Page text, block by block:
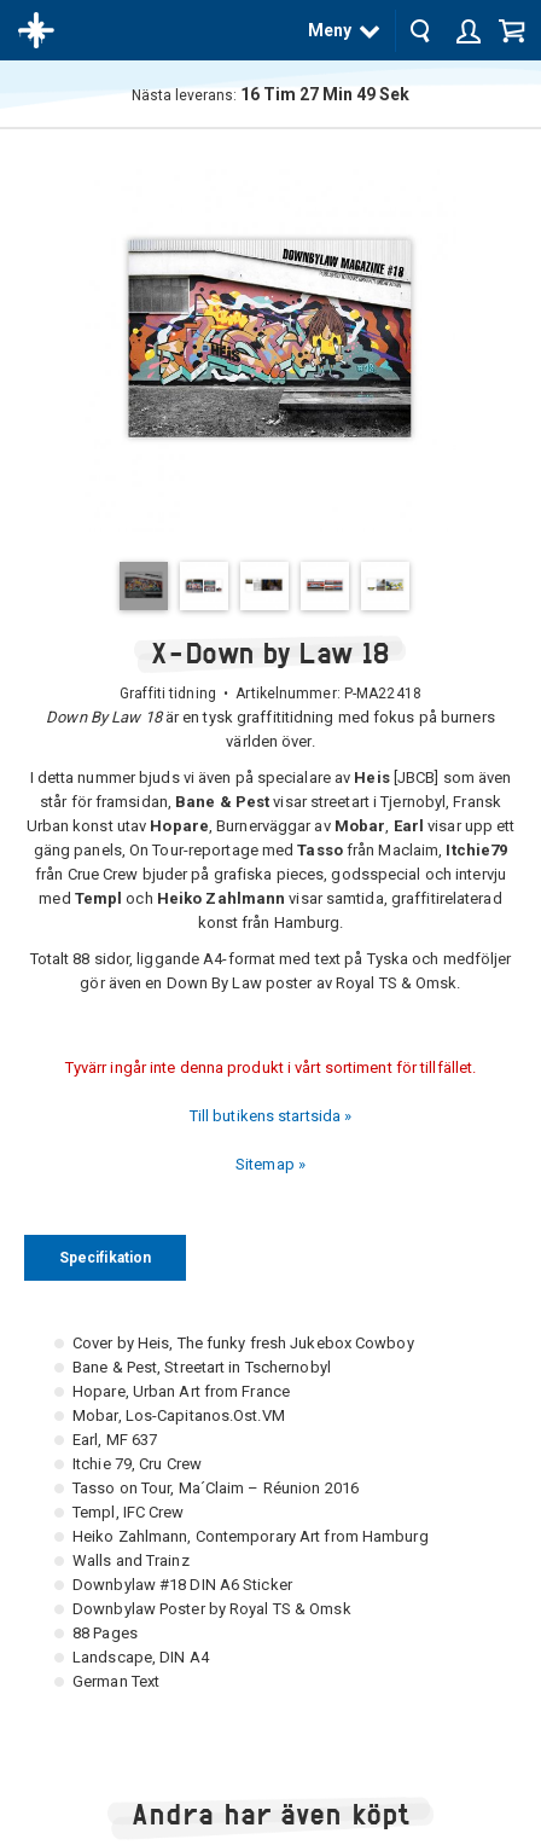
Meny
Nästa leverans: 16 Tim 27 Min 49Sek
X-Down by Law 18
Graffiti tidning • Artikelnummer: P-MA22418
Down By Law 18är en tysk graffititidning med fokus på burners
världen över.
I detta nummer bjuds vi även på specialare av Heis[JBCB] som även
står för framsidan, Bane & Pest visar streetart i Tjernobyl, Fransk
Urban konst utav Hopare, Burnerväggar av Mobar, Earlvisar upp ett
gäng panels, On Tour-reportage medTassofrån Maclaim, Itchie79
från Crue Crew bjuder på grafiska pieces, godsspecial och intervju
med Templ och Heiko Zahlmann visar samtida, graffitirelaterad
konst från Hamburg.
Totalt 88 sidor, liggande A4-format med text på Tyska och medföljer
gör även en Down By Law poster av Royal TS & Omsk.
Tyvärr ingår inte denna produkt i vårt sortiment för tillfället.
Till butikens startsida »
Sitemap »
Specifikation
Cover by Heis, The funky fresh Jukebox Cowboy
Bane & Pest, Streetart in Tschernobyl
Hopare, Urban Art from France
Mobar, Los-Capitanos.Ost.VM
Earl, MF 637
Itchie 79, Cru Crew
Tasso on Tour, Ma´Claim – Réunion 2016
Templ, IFC Crew
Heiko Zahlmann, Contemporary Art from Hamburg
Walls and Trainz
Downbylaw #18 DIN A6 Sticker
Downbylaw Poster by Royal TS & Omsk
88 Pages
Landscape, DIN A4
German Text
Andra har även köpt